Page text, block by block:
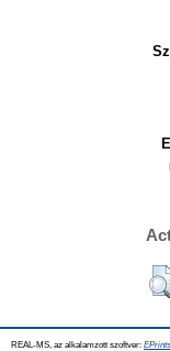
REAL-MS, az alkalamzott szoftver: